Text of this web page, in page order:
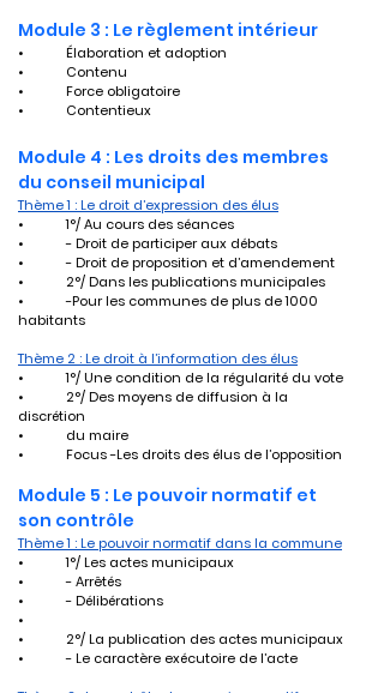
Module 3 : Le règlement intérieur
•	Élaboration et adoption
•	Contenu
•	Force obligatoire
•	Contentieux
Module 4 : Les droits des membres
du conseil municipal
Thème 1 : Le droit d’expression des élus
•	1°/ Au cours des séances
•	- Droit de participer aux débats
•	- Droit de proposition et d’amendement
•	2°/ Dans les publications municipales
•	-Pour les communes de plus de 1000
habitants
Thème 2 : Le droit à l’information des élus
•	1°/ Une condition de la régularité du vote
•	2°/ Des moyens de diffusion à la
discrétion
•	du maire
•	Focus -Les droits des élus de l’opposition
Module 5 : Le pouvoir normatif et
son contrôle
Thème 1 : Le pouvoir normatif dans la commune
•	1°/ Les actes municipaux
•	- Arrêtés
•	- Délibérations
•	2°/ La publication des actes municipaux
•	- Le caractère exécutoire de l’acte